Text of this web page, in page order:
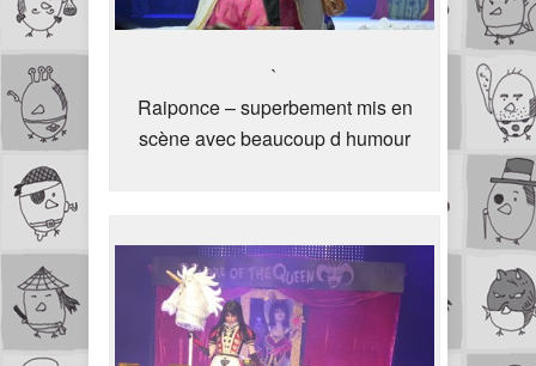
`
Raiponce – superbement mis en
scène avec beaucoup d humour